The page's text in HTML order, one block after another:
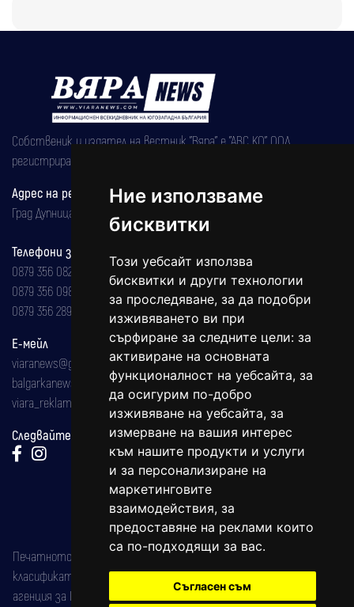
Ние използваме
бисквитки
Този уебсайт използва
бисквитки и други технологии
за проследяване, за да подобри
изживяването ви при
сърфиране за следните цели: за
активиране на основната
функционалност на уебсайта, за
да осигурим по-добро
изживяване на уебсайта, за
измерване на вашия интерес
към нашите продукти и услуги
и за персонализиране на
маркетинговите
взаимодействия, за
предоставяне на реклами които
са по-подходящи за вас.
Съгласен съм
Собственик и издател на вестник "Вяра" е "АВС КО" ООД,
регистрирана на 08.05.2002 година.
Адрес на редакцията
Град Дупница, ул.''Христо Ботев" 43
Телефони за реклама и абонаменти
0879 356 082
0879 356 098
0879 356 289
Е-мейл
viaranews@gmail.com
balgarkanews@gmail.com
viara_reklama@mail.bg
Следвайте ни:
Печатното издание на вестника е регистрирано в националния
класификатор на печатните издания (Българска национална
агенция за ISSN) под номер: ISSN 1312-4722.